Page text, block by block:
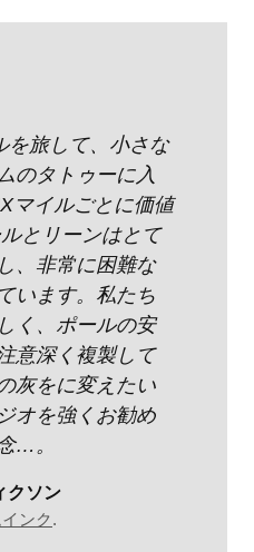
を旅して、小さな
のタトゥーに入
マイルごとに価値
とリーンはとて
、非常に困難な
います。私たち
く、ポールの安
意深く複製して
灰をに変えたい
オを強くお勧め
…。
クソン
ンク .